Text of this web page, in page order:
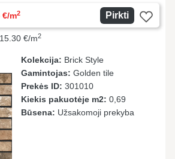
€/m2 Pirkti
€/m2
Kolekcija: Brick Style
Gamintojas: Golden tile
Prekės ID: 301010
Kiekis pakuotėje m2: 0,69
Būsena: Užsakomoji prekyba